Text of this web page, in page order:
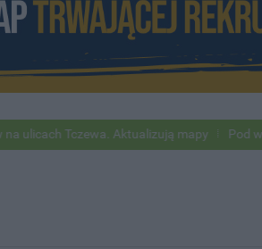
Aktualizują mapy Pod wpływem